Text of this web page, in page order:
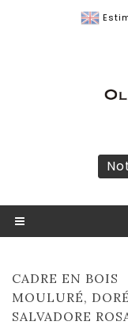
CADRE EN BOIS
MOULURÉ,
SALVADORE